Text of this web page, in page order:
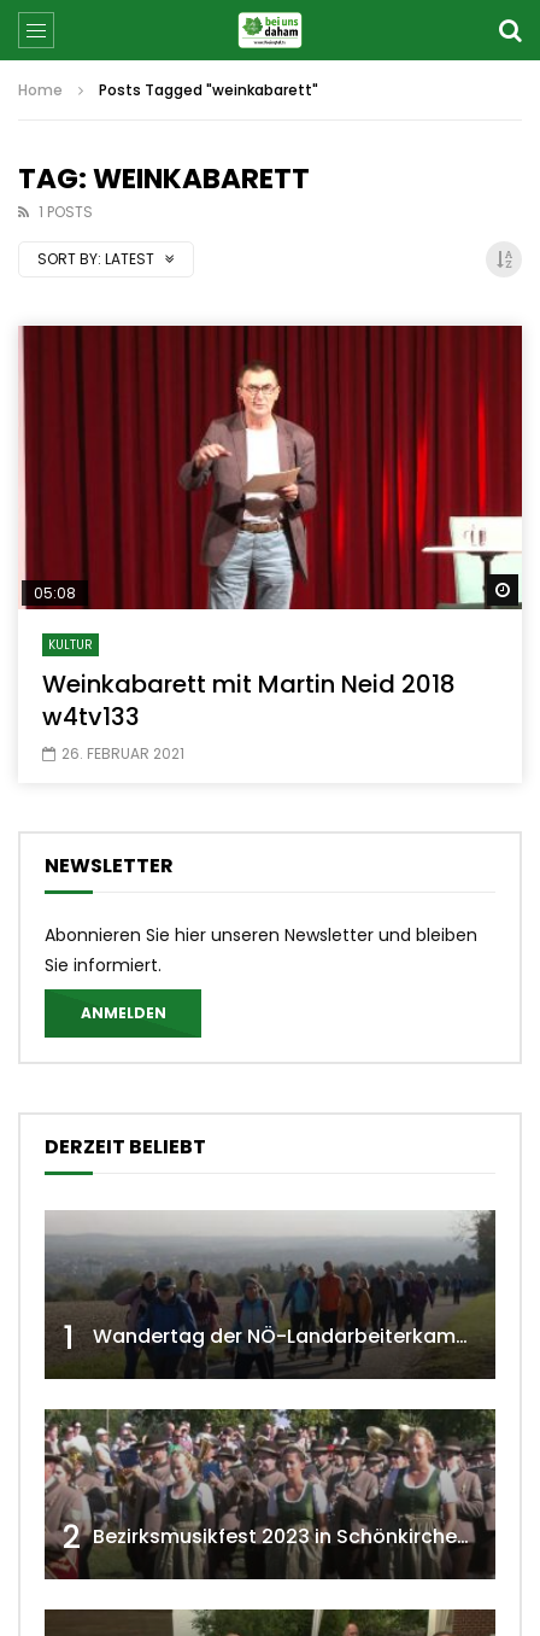
Home Posts Tagged "weinkabarett"
TAG: WEINKABARETT
1 POSTS
SORT BY: LATEST
05:08
KULTUR
Weinkabarett mit Martin Neid 2018
w4tv133
26. FEBRUAR 2021
NEWSLETTER
Abonnieren Sie hier unseren Newsletter und bleiben
Sie informiert.
ANMELDEN
DERZEIT BELIEBT
1 Wandertag der NÖ-Landarbeiterkammer in Hollabrunn 2024
2 Bezirksmusikfest 2023 in Schönkirchen-Reyersdorf